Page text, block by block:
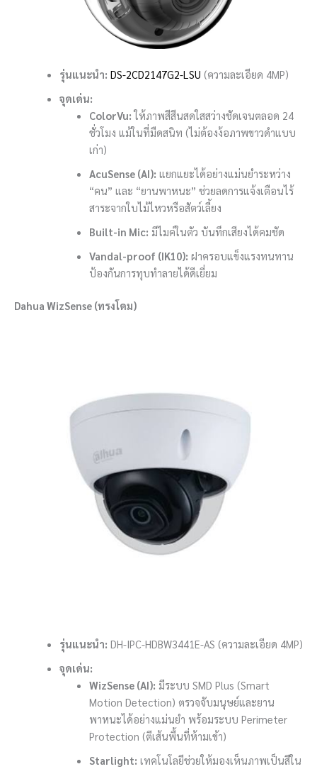
รุ่นแนะนำ: DS-2CD2147G2-LSU (ความละเอียด 4MP)
จุดเด่น:
ColorVu: ให้ภาพสีสีนสดใสสว่างชัดเจนตลอด 24
ชั่วโมง แม้ในที่มืดสนิท (ไม่ต้องง้อภาพขาวดำแบบ
เก่า)
AcuSense (AI): แยกแยะได้อย่างแม่นยำระหว่าง
“คน” และ “ยานพาหนะ” ช่วยลดการแจ้งเตือนไร้
สาระจากใบไม้ไหวหรือสัตว์เลี้ยง
Built-in Mic: มีไมค์ในตัว บันทึกเสียงได้คมชัด
Vandal-proof (IK10): ฝาครอบแข็งแรงทนทาน
ป้องกันการทุบทำลายได้ดีเยี่ยม
Dahua WizSense (ทรงโดม)
รุ่นแนะนำ: DH-IPC-HDBW3441E-AS (ความละเอียด 4MP)
จุดเด่น:
WizSense (AI): มีระบบ SMD Plus (Smart
Motion Detection) ตรวจจับมนุษย์และยาน
พาหนะได้อย่างแม่นยำ พร้อมระบบ Perimeter
Protection (ตีเส้นพื้นที่ห้ามเข้า)
Starlight: เทคโนโลยีช่วยให้มองเห็นภาพเป็นสีใน